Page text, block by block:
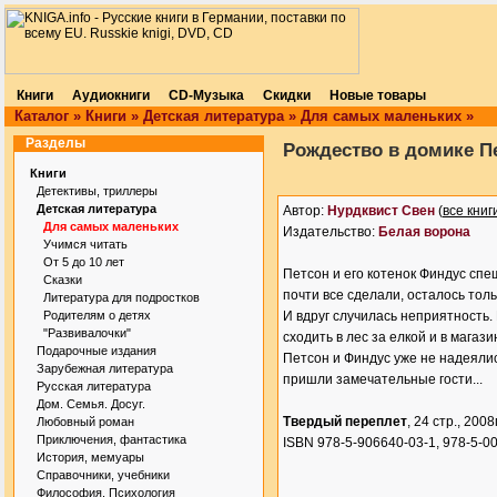
Книги Аудиокниги CD-Музыка Скидки Новые товары
Каталог » Книги » Детская литература» Для самых маленьких »
Разделы
Книги
Детективы, триллеры
Детская литература
Для самых маленьких
Учимся читать
От 5 до 10 лет
Сказки
Литература для подростков
Родителям о детях
"Развивалочки"
Подарочные издания
Зарубежная литература
Русская литература
Дом. Семья. Досуг.
Любовный роман
Приключения, фантастика
История, мемуары
Справочники, учебники
Философия. Психология
Рождество в домике
Автор: Нурдквист Свен (все
Издательство: Белая ворона
Петсон и его котенок Финдус
почти все сделали, осталось
И вдруг случилась
сходить в лес за елкой и в
Петсон и Финдус уже не
пришли замечательные гости...
Твердый переплет, 24 стр.,
ISBN 978-5-906640-03-1, 978-5-